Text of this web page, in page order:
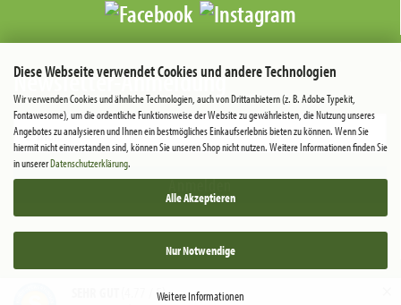
Diese Webseite verwendet Cookies und andere Technologien
Wir verwenden Cookies und ähnliche Technologien, auch von Drittanbietern (z. B. Adobe Typekit,
Fontawesome), um die ordentliche Funktionsweise der Website zu gewährleisten, die Nutzung unseres
Angebotes zu analysieren und Ihnen ein bestmögliches Einkaufserlebnis bieten zu können. Wenn Sie
hiermit nicht einverstanden sind, können Sie unseren Shop nicht nutzen. Weitere Informationen finden Sie
in unsererDatenschutzerklärung.
Alle Akzeptieren
Nur Notwendige
Weitere Informationen
Newsletter-Anmeldung
Anmelden
(4.77 / 5)